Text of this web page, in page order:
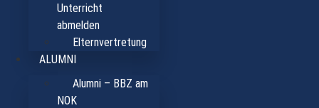
Unterricht
abmelden
Elternvertretung
ALUMNI
Alumni – BBZ am
NOK